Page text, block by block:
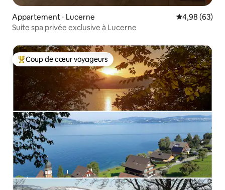
Appartement ⋅ Lucerne Évaluation
4,98 (63)
Suite spa privée exclusive à Lucerne
Coups de cœur voyageurs les plus appréciés
Coup de cœur voyageurs